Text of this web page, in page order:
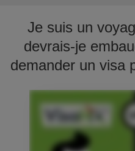
Je suis un
devrais-je
demander un visa